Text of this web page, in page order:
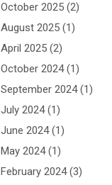
October 2025 (2)
August 2025 (1)
April 2025 (2)
October 2024(1)
September 2024(1)
July 2024(1)
June 2024(1)
May 2024(1)
February 2024(3)